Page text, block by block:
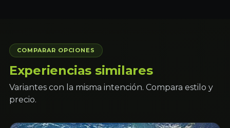
COMPARAR OPCIONES
Experiencias similares
Variantes con la misma intención. Compara estilo y
precio.